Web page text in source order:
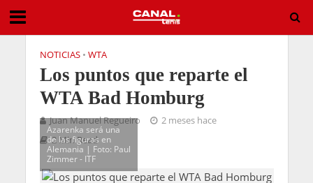
NOTICIAS • WTA
Los puntos que reparte el
WTA Bad Homburg
Juan Manuel Regueiro
2 meses hace
2 Min Read
Azarenka será una
de las figuras en
Alemania | Foto: Paul
Zimmer - ITF